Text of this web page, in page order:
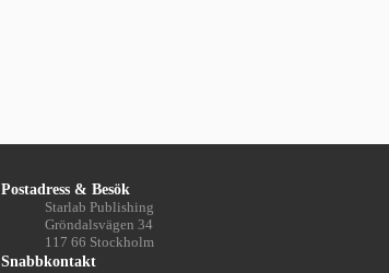
Postadress & Besök
Starlab Publishing
Gröndalsvägen 34
117 66 Stockholm
Snabbkontakt